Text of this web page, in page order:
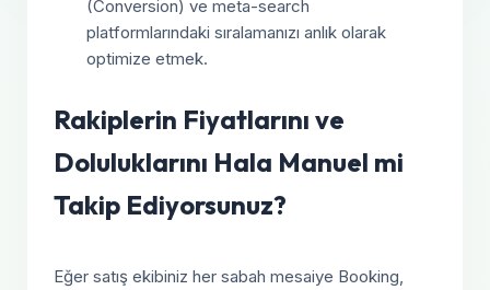
(Conversion) ve meta-search
platformlarındaki sıralamanızı anlık olarak
optimize etmek.
Rakiplerin Fiyatlarını ve
Doluluklarını Hala Manuel mi
Takip Ediyorsunuz?
Eğer satış ekibiniz her sabah mesaiye Booking,